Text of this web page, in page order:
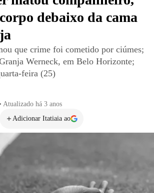
debaixo da cama
que crime foi cometido por ciúmes;
Werneck, em Belo Horizonte;
feira (25)
Atualizado há 3 anos
Adicionar Itatiaia ao